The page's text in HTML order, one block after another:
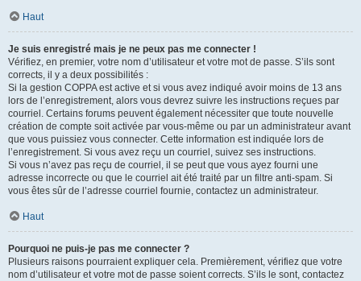
Haut
Je suis enregistré mais je ne peux pas me connecter !
Vérifiez, en premier, votre nom d’utilisateur et votre mot de passe. S’ils sont
corrects, il y a deux possibilités :
Si la gestion COPPA est active et si vous avez indiqué avoir moins de 13 ans
lors de l’enregistrement, alors vous devrez suivre les instructions reçues par
courriel. Certains forums peuvent également nécessiter que toute nouvelle
création de compte soit activée par vous-même ou par un administrateur avant
que vous puissiez vous connecter. Cette information est indiquée lors de
l’enregistrement. Si vous avez reçu un courriel, suivez ses instructions.
Si vous n’avez pas reçu de courriel, il se peut que vous ayez fourni une
adresse incorrecte ou que le courriel ait été traité par un filtre anti-spam. Si
vous êtes sûr de l’adresse courriel fournie, contactez un administrateur.
Haut
Pourquoi ne puis-je pas me connecter ?
Plusieurs raisons pourraient expliquer cela. Premièrement, vérifiez que votre
nom d’utilisateur et votre mot de passe soient corrects. S’ils le sont, contactez